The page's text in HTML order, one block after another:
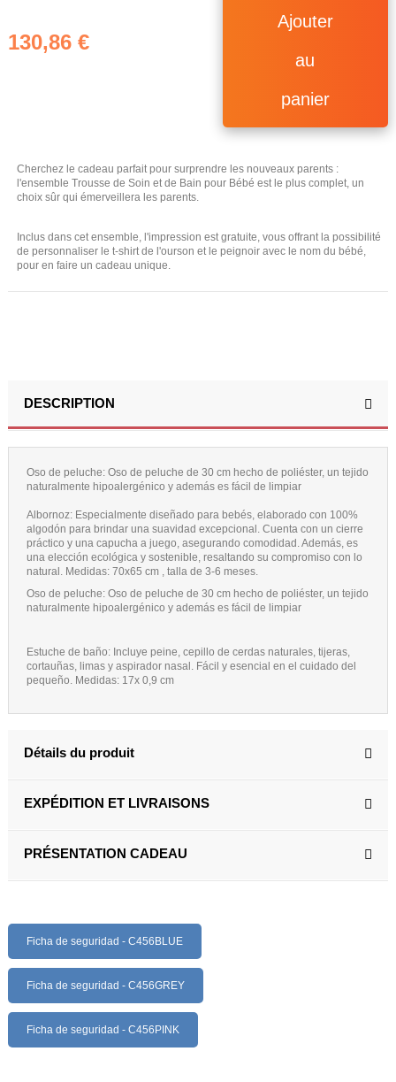
130,86 €
Ajouter
au
panier
Cherchez le cadeau parfait pour surprendre les nouveaux parents :
l'ensemble Trousse de Soin et de Bain pour Bébé est le plus complet, un
choix sûr qui émerveillera les parents.
Inclus dans cet ensemble, l'impression est gratuite, vous offrant la possibilité
de personnaliser le t-shirt de l'ourson et le peignoir avec le nom du bébé,
pour en faire un cadeau unique.
DESCRIPTION
Oso de peluche: Oso de peluche de 30 cm hecho de poliéster, un tejido
naturalmente hipoalergénico y además es fácil de limpiar
Albornoz: Especialmente diseñado para bebés, elaborado con 100%
algodón para brindar una suavidad excepcional. Cuenta con un cierre
práctico y una capucha a juego, asegurando comodidad. Además, es
una elección ecológica y sostenible, resaltando su compromiso con lo
natural. Medidas: 70x65 cm , talla de 3-6 meses.
Oso de peluche: Oso de peluche de 30 cm hecho de poliéster, un tejido
naturalmente hipoalergénico y además es fácil de limpiar
Estuche de baño: Incluye peine, cepillo de cerdas naturales, tijeras,
cortauñas, limas y aspirador nasal. Fácil y esencial en el cuidado del
pequeño. Medidas: 17x 0,9 cm
Détails du produit
EXPÉDITION ET LIVRAISONS
PRÉSENTATION CADEAU
Ficha de seguridad - C456BLUE
Ficha de seguridad - C456GREY
Ficha de seguridad - C456PINK